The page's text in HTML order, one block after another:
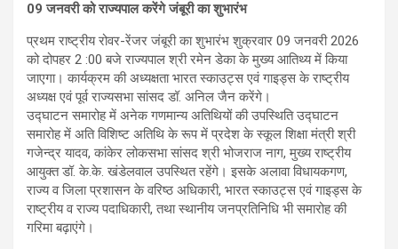
09 जनवरी को राज्यपाल करेंगे जंबूरी का शुभारंभ
प्रथम राष्ट्रीय रोवर-रेंजर जंबूरी का शुभारंभ शुक्रवार 09 जनवरी 2026
को दोपहर 2 :00 बजे राज्यपाल श्री रमेन डेका के मुख्य आतिथ्य में किया
जाएगा। कार्यक्रम की अध्यक्षता भारत स्काउट्स एवं गाइड्स के राष्ट्रीय
अध्यक्ष एवं पूर्व राज्यसभा सांसद डॉ. अनिल जैन करेंगे।
उद्घाटन समारोह में अनेक गणमान्य अतिथियों की उपस्थिति उद्घाटन
समारोह में अति विशिष्ट अतिथि के रूप में प्रदेश के स्कूल शिक्षा मंत्री श्री
गजेन्द्र यादव, कांकेर लोकसभा सांसद श्री भोजराज नाग, मुख्य राष्ट्रीय
आयुक्त डॉ. के.के. खंडेलवाल उपस्थित रहेंगे। इसके अलावा विधायकगण,
राज्य व जिला प्रशासन के वरिष्ठ अधिकारी, भारत स्काउट्स एवं गाइड्स के
राष्ट्रीय व राज्य पदाधिकारी, तथा स्थानीय जनप्रतिनिधि भी समारोह की
गरिमा बढ़ाएंगे।